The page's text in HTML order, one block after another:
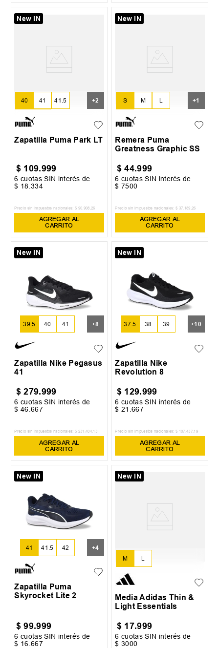
New IN
40 41 41.5
42
+2
Zapatilla Puma Park LT
$ 109.999
6 cuotas SIN interés de
$ 18 .334
Precio sin impuestos nacionales: $ 90 908 26
AGREGAR AL
CARRITO
New IN
S M L
XL
+1
Remera Puma
Greatness Graphic SS
$ 44.999
6 cuotas SIN interés de
$ 7500
Precio sin impuestos nacionales: $ 37 189 26
AGREGAR AL
CARRITO
New IN
39.5 40 41 +8
Zapatilla Nike Pegasus
41
$ 279.999
6 cuotas SIN interés de
$ 46 .667
Precio sin impuestos nacionales: $ 231 .404,13
AGREGAR AL
CARRITO
New IN
37.5 38 39 +10
Zapatilla Nike
Revolution 8
$ 129.999
6 cuotas SIN interés de
$ 21 .667
Precio sin impuestos nacionales: $ 107 .437,19
AGREGAR AL
CARRITO
New IN
41 41.5 42 +4
Zapatilla Puma
Skyrocket Lite 2
$ 99.999
6 cuotas SIN interés de
$ 16 .667
New IN
M L
Media Adidas Thin &
Light Essentials
$ 17.999
6 cuotas SIN interés de
$ 3000